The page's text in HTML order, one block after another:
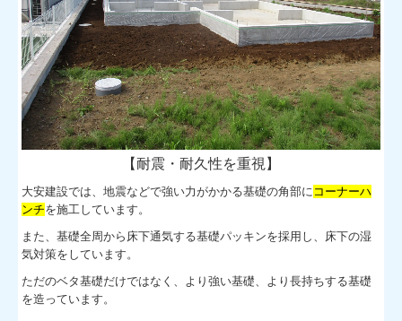
【耐震・耐久性を重視】
大安建設では、地震などで強い力がかかる基礎の角部に コーナーハ
ンチを施工しています。
また、基礎全周から床下通気する基礎パッキンを採用し、床下の湿
気対策をしています。
ただのベタ基礎だけではなく、より強い基礎、より長持ちする基礎
を造っています。